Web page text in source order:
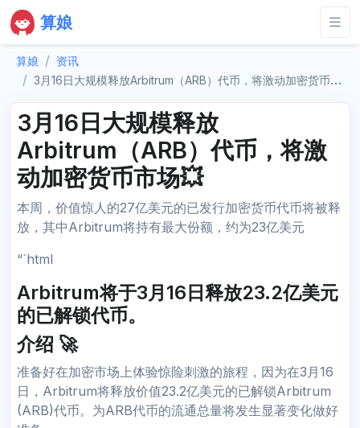
算娘
算娘
资讯
3月16日大规模释放Arbitrum（ARB）代币，将激动加密货币市场💥
3月16日大规模释放
Arbitrum（ARB）代币，将激
动加密货币市场💥
本周，价值惊人的27亿美元的已发行加密货币代币将被释
放，其中Arbitrum将持有最大份额，约为23亿美元
“`html
Arbitrum将于3月16日释放23.2亿美元
的已解锁代币。
介绍 🚀
准备好在加密市场上体验惊险刺激的旅程，因为在3月16
日，Arbitrum将释放价值23.2亿美元的已解锁Arbitrum
(ARB)代币。为ARB代币的流通总量将发生显著变化做好